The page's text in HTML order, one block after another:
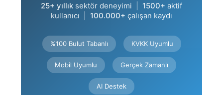
25+ yıllık sektör deneyimi | 1500+ aktif
kullanıcı | 100.000+ çalışan kaydı
%100 Bulut Tabanlı KVKK Uyumlu
Mobil Uyumlu Gerçek Zamanlı
AI Destek